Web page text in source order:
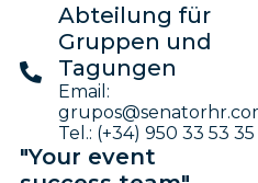
Abteilung für
Gruppen und
Tagungen
Email:
Tel.: (+34) 950 33 53 35
"Your event